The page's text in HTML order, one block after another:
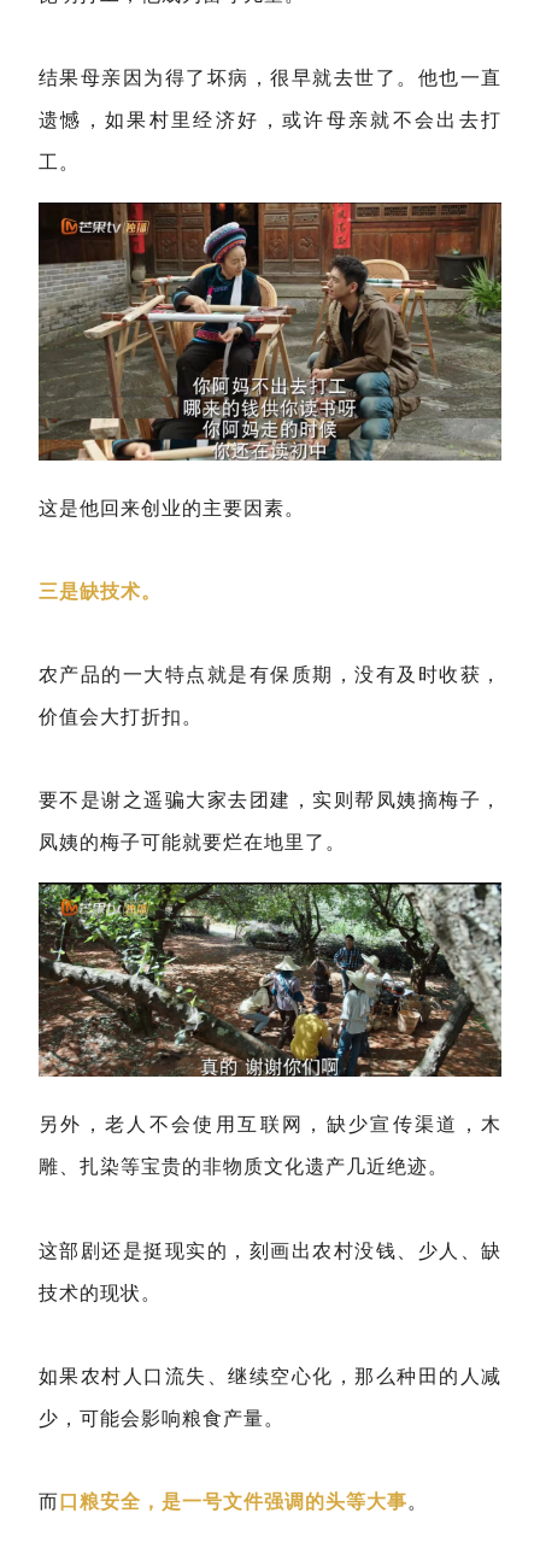
结果母亲因为得了坏病，很早就去世了。他也一直
遗憾，如果村里经济好，或许母亲就不会出去打
工。
这是他回来创业的主要因素。
三是缺技术。
农产品的一大特点就是有保质期，没有及时收获，
价值会大打折扣。
要不是谢之遥骗大家去团建，实则帮凤姨摘梅子，
凤姨的梅子可能就要烂在地里了。
另外，老人不会使用互联网，缺少宣传渠道，木
雕、扎染等宝贵的非物质文化遗产几近绝迹。
这部剧还是挺现实的，刻画出农村没钱、少人、缺
技术的现状。
如果农村人口流失、继续空心化，那么种田的人减
少，可能会影响粮食产量。
而 口粮安全，是一号文件强调的头等大事。